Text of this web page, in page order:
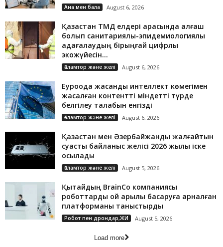
Ана мен бала August 6, 2026
Қазақстан ТМД елдері арасында алғаш
болып санитариялық-эпидемиологиялық
қадағалаудың бірыңғай цифрлық
экожүйесін...
Ғаламтор және желі August 6, 2026
Еуроодақ жасанды интеллект көмегімен
жасалған контентті міндетті түрде
белгілеу талабын енгізді
Ғаламтор және желі August 6, 2026
Қазақстан мен Әзербайжанды жалғайтын
суасты байланыс желісі 2026 жылы іске
қосылады
Ғаламтор және желі August 5, 2026
Қытайдың BrainCo компаниясы
роботтарды ой арқылы басқаруға арналған
платформаны таныстырды
Робот пен дрондар,ЖИ August 5, 2026
Load more